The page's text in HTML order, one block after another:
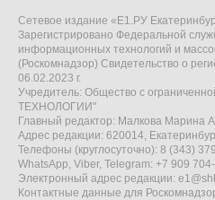
Сетевое издание «Е1.РУ
Зарегистрировано Федеральной
информационных технологий и
(Роскомнадзор) Свидетельство о
06.02.2023 г.
Учредитель: Общество с
ТЕХНОЛОГИИ"
Главный редактор: Малкова Марина
Адрес редакции: 620014,
Телефоны (круглосуточно): 8 (343)
WhatsApp, Viber, Telegram: +7 909
Электронный адрес редакции:
Контактные данные для